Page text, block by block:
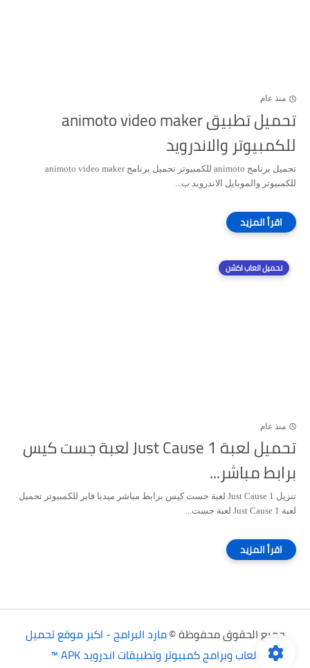
منذ عام
تحميل تطبيق animoto video maker
للكمبيوتر والاندرويد
تحميل برنامج animoto للكمبيوتر تحميل برنامج animoto video maker
للكمبيوتر والموبايل الاندرويد ب...
تحميل العاب اكشن
منذ عام
تحميل لعبة Just Cause 1 لعبة جست كيس
برابط مباشر...
تنزيل Just Cause 1 لعبة جست كيس برابط مباشر ميديا فاير للكمبيوتر تحميل
لعبة Just Cause 1 لعبة جست...
جميع الحقوق محفوظة ©مارد البرامج - اكبر موقع تحميل
العاب وبرامج كمبيوتر وتطبيقات اندرويد APK ™